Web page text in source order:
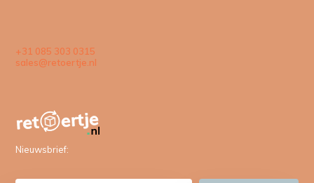
+31 085 303 0315
sales@retoertje.nl
Nieuwsbrief: